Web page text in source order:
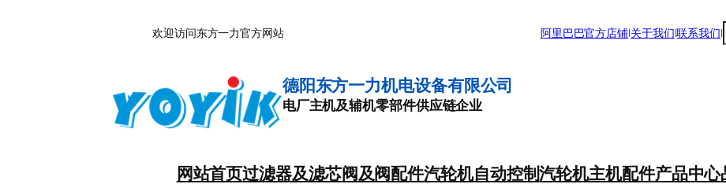
欢迎访问东方一力官方网站 阿里巴巴官方店铺|关于我们|联系我们|
德阳东方一力机电设备有限公司
电厂主机及辅机零部件供应链企业
网站首页过滤器及滤芯阀及阀配件汽轮机自动控制汽轮机主机配件产品中心